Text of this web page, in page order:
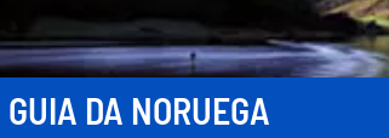
GUIA DA NORUEGA